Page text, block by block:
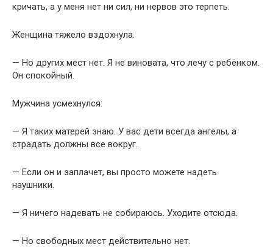
кричать, а у меня нет ни сил, ни нервов это терпеть.
Женщина тяжело вздохнула.
— Но других мест нет. Я не виновата, что лечу с ребёнком.
Он спокойный.
Мужчина усмехнулся:
— Я таких матерей знаю. У вас дети всегда ангелы, а
страдать должны все вокруг.
— Если он и заплачет, вы просто можете надеть
наушники.
— Я ничего надевать не собираюсь. Уходите отсюда.
— Но свободных мест действительно нет.